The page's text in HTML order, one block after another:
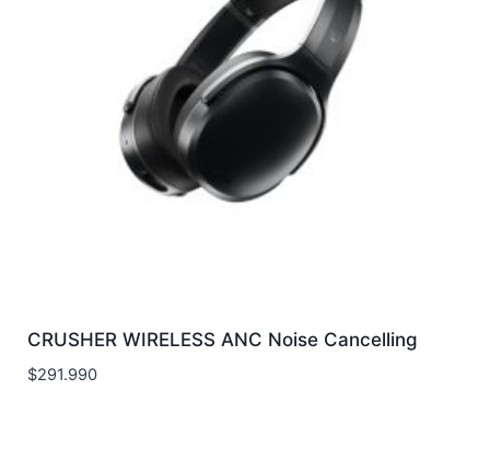
CRUSHER WIRELESS ANC Noise Cancelling
$291.990